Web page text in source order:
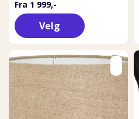
Fra 1 999,-
Velg